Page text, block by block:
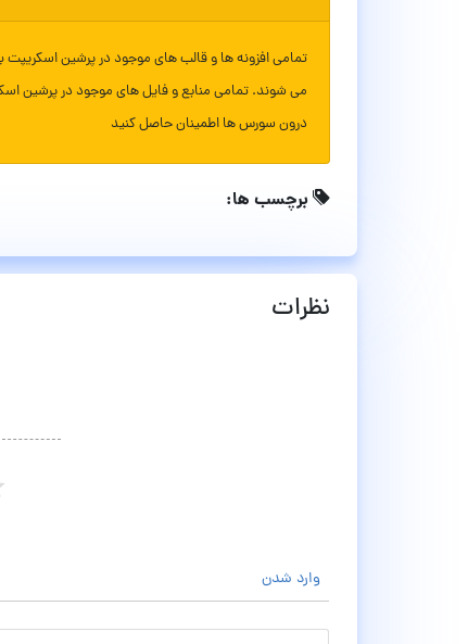
تمامی افزونه ها و قالب های موجود در پرشین
می شوند. تمامی منابع و فایل های موجود در پرشین
درون سورس ها اطمینان حاصل کنید
برچسب ها:
نظرات
وارد شدن